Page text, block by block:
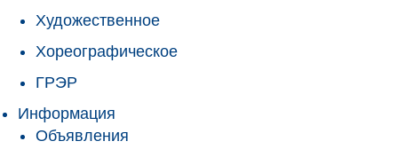
Художественное
Хореографическое
ГРЭР
Информация
Объявления